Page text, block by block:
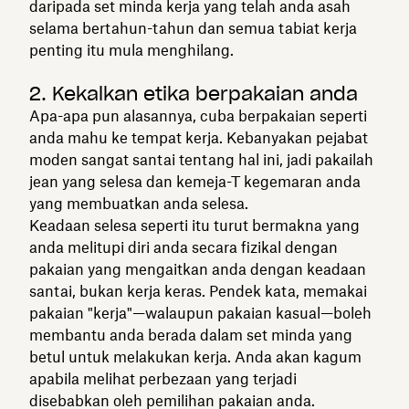
daripada set minda kerja yang telah anda asah
selama bertahun-tahun dan semua tabiat kerja
penting itu mula menghilang.
2. Kekalkan etika berpakaian anda
Apa-apa pun alasannya, cuba berpakaian seperti
anda mahu ke tempat kerja. Kebanyakan pejabat
moden sangat santai tentang hal ini, jadi pakailah
jean yang selesa dan kemeja-T kegemaran anda
yang membuatkan anda selesa.
Keadaan selesa seperti itu turut bermakna yang
anda melitupi diri anda secara fizikal dengan
pakaian yang mengaitkan anda dengan keadaan
santai, bukan kerja keras. Pendek kata, memakai
pakaian "kerja"—walaupun pakaian kasual—boleh
membantu anda berada dalam set minda yang
betul untuk melakukan kerja. Anda akan kagum
apabila melihat perbezaan yang terjadi
disebabkan oleh pemilihan pakaian anda.